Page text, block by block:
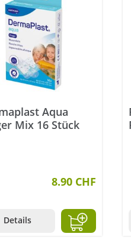
Aqua
Mix 16 Stück
8.90 CHF
Details